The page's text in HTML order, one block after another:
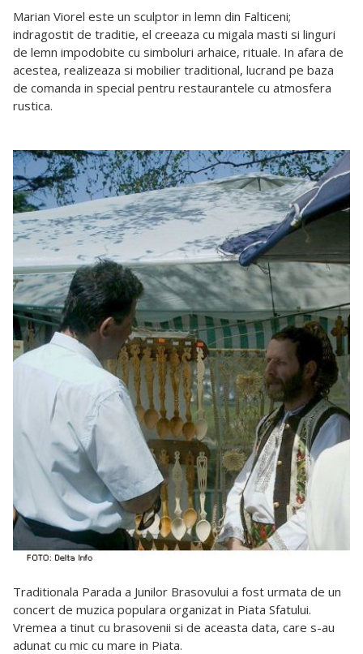
Marian Viorel este un sculptor in lemn din Falticeni;
indragostit de traditie, el creeaza cu migala masti si linguri
de lemn impodobite cu simboluri arhaice, rituale. In afara de
acestea, realizeaza si mobilier traditional, lucrand pe baza
de comanda in special pentru restaurantele cu atmosfera
rustica.
Traditionala Parada a Junilor Brasovului a fost urmata de un
concert de muzica populara organizat in Piata Sfatului.
Vremea a tinut cu brasovenii si de aceasta data, care s-au
adunat cu mic cu mare in Piata.